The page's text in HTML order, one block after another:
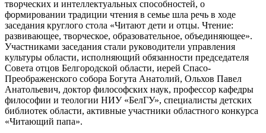
творческих и интеллектуальных способностей, о
формировании традиции чтения в семье шла речь в ходе
заседания круглого стола «Читают дети и отцы. Чтение:
развивающее, творческое, образовательное, объединяющее».
Участниками заседания стали руководители управления
культуры области, исполняющий обязанности председателя
Совета отцов Белгородской области, иерей Спасо-
Преображенского собора Богута Анатолий, Ольхов Павел
Анатольевич, доктор философских наук, профессор кафедры
философии и теологии НИУ «БелГУ», специалисты детских
библиотек области, активные участники областного конкурса
«Читающий папа».